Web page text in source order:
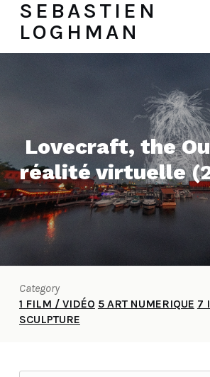
SEBASTIEN
LOGHMAN
Lovecraft, the
réalité virtuelle
Category
1 FILM / VIDÉO 5 ART NUMERIQUE 7
SCULPTURE